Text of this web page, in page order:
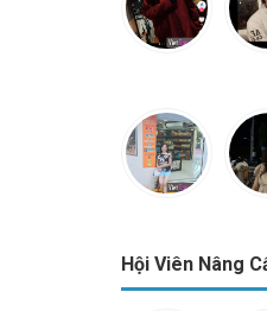
Hội Viên Nâng